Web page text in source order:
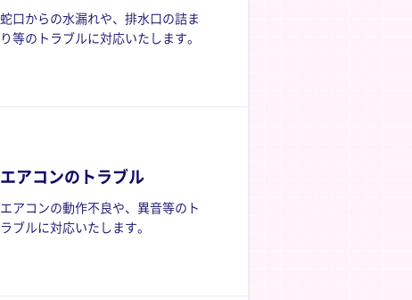
蛇口からの水漏れや、排水口の詰ま
り等のトラブルに対応いたします。
エアコンのトラブル
エアコンの動作不良や、異音等のト
ラブルに対応いたします。